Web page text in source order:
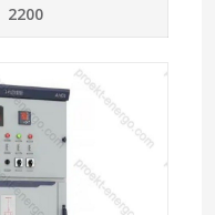
2200